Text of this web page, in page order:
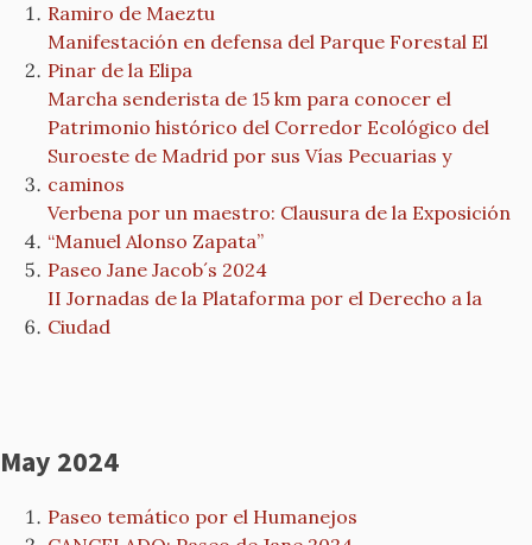
Ramiro de Maeztu
Manifestación en defensa del Parque Forestal El
Pinar de la Elipa
Marcha senderista de 15 km para conocer el
Patrimonio histórico del Corredor Ecológico del
Suroeste de Madrid por sus Vías Pecuarias y
caminos
Verbena por un maestro: Clausura de la Exposición
“Manuel Alonso Zapata”
Paseo Jane Jacob´s 2024
II Jornadas de la Plataforma por el Derecho a la
Ciudad
May 2024
Paseo temático por el Humanejos